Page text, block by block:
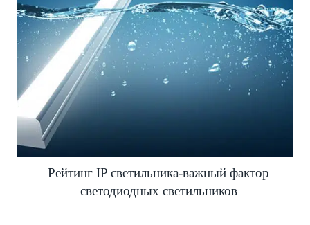
Рейтинг IP светильника-важный фактор
светодиодных светильников